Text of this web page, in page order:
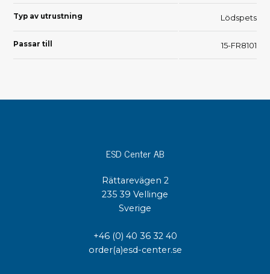
Typ av utrustning Lödspets
Passar till 15-FR8101
ESD Center AB
Rättarevägen 2
235 39 Vellinge
Sverige
+46 (0) 40 36 32 40
order(a)esd-center.se